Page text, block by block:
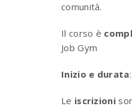
comunità.
Il corso è
Job Gym
Inizio e durata
Le iscrizioni